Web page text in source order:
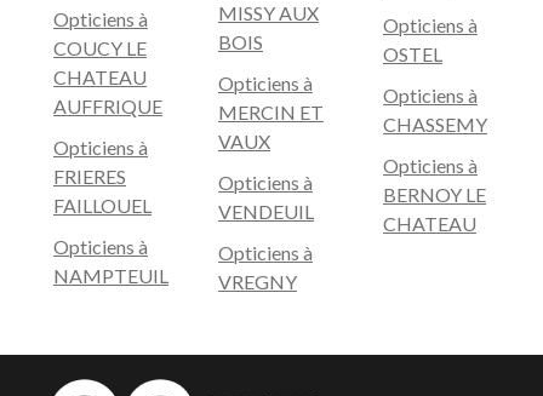
Opticiens à
COUCY LE
CHATEAU
AUFFRIQUE
Opticiens à
FRIERES
FAILLOUEL
Opticiens à
NAMPTEUIL
MISSY AUX
BOIS
Opticiens à
MERCIN ET
VAUX
Opticiens à
VENDEUIL
Opticiens à
VREGNY
Opticiens à
OSTEL
Opticiens à
CHASSEMY
Opticiens à
BERNOY LE
CHATEAU